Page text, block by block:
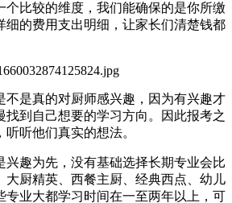
个比较的维度，我们能确保的是你所缴
细的费用支出明细，让家长们清楚钱都
不是真的对厨师感兴趣，因为有兴趣才
找到自己想要的学习方向。因此报考之
听他们真实的想法。
兴趣为先，没有基础选择长期专业会比
大厨精英、西餐主厨、经典西点、幼儿
专业大都学习时间在一至两年以上，可